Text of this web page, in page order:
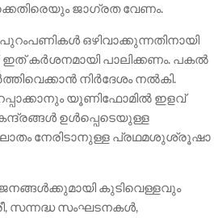
ജാഗ്രത വേണം.
ഒഴിവാക്കുന്നതിനായി
ഇത് കർശനമായി പാലിക്കണം. പകൽ
നിർദേശം നൽകി.
യൂണിഫോമിൽ ഇളവ്
ഉൾപ്പെടെയുള്ള
നേരിടാനുള്ള പ്രഥമശുശ്രൂഷാ
കുടിവെള്ളവും
സന്നദ്ധ സംഘടനകൾ,